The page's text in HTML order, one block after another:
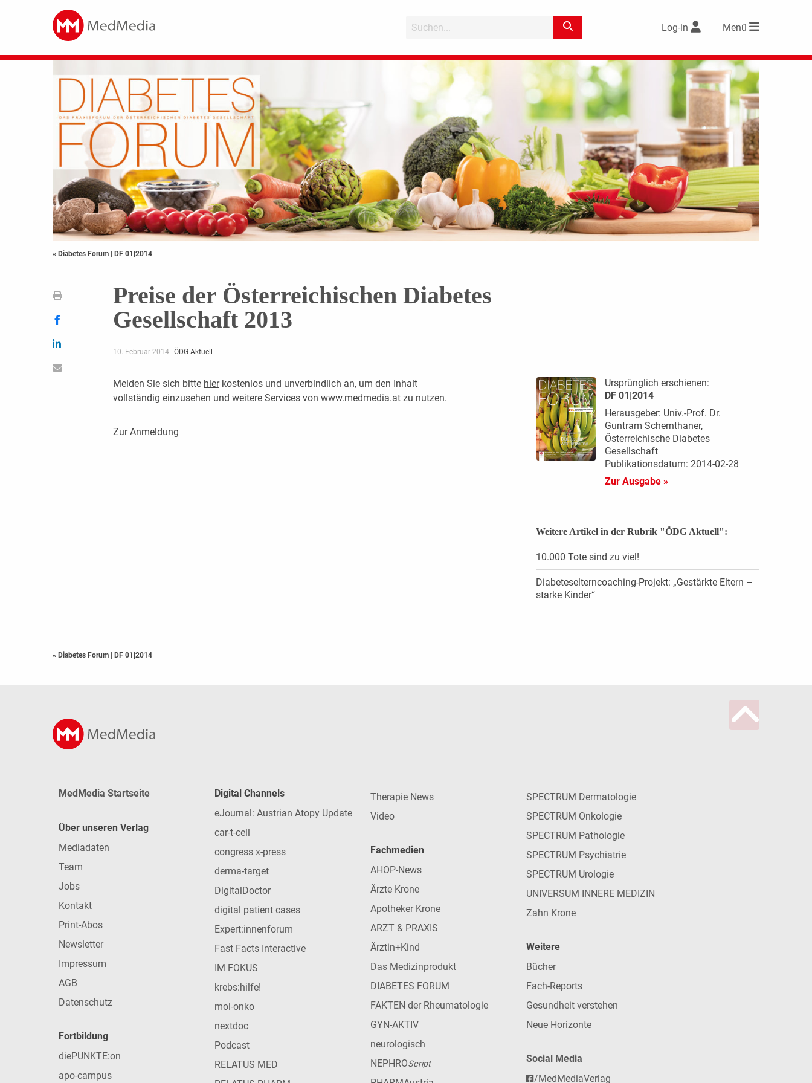
Log-in Menü
« Diabetes Forum | DF 01|2014
Preise der Österreichischen Diabetes
Gesellschaft 2013
10. Februar 2014 ÖDG Aktuell
Melden Sie sich bitte hierkostenlos und unverbindlich an, um den Inhalt
vollständig einzusehen und weitere Services von www.medmedia.at zu nutzen.
Zur Anmeldung
Ursprünglich erschienen:
DF 01|2014
Herausgeber: Univ.-Prof. Dr.
Guntram Schernthaner,
Österreichische Diabetes
Gesellschaft
Publikationsdatum: 2014-02-28
Zur Ausgabe »
Weitere Artikel in der Rubrik "ÖDG Aktuell":
10.000 Tote sind zu viel!
Diabeteselterncoaching-Projekt: „Gestärkte Eltern –
starke Kinder“
« Diabetes Forum | DF 01|2014
MedMedia Startseite
Über unseren Verlag
Mediadaten
Team
Jobs
Kontakt
Print-Abos
Newsletter
Impressum
AGB
Datenschutz
Fortbildung
diePUNKTE:on
apo-campus
Digital Channels
eJournal: Austrian Atopy Update
car-t-cell
congress x-press
derma-target
DigitalDoctor
digital patient cases
Expert:innenforum
Fast Facts Interactive
IM FOKUS
krebs:hilfe!
mol-onko
nextdoc
Podcast
RELATUS MED
Therapie News
Video
Fachmedien
AHOP-News
Ärzte Krone
Apotheker Krone
ARZT & PRAXIS
Ärztin+Kind
Das Medizinprodukt
DIABETES FORUM
FAKTEN der Rheumatologie
GYN-AKTIV
neurologisch
NEPHROScript
SPECTRUM Dermatologie
SPECTRUM Onkologie
SPECTRUM Pathologie
SPECTRUM Psychiatrie
SPECTRUM Urologie
UNIVERSUM INNERE MEDIZIN
Zahn Krone
Weitere
Bücher
Fach-Reports
Gesundheit verstehen
Neue Horizonte
Social Media
/MedMediaVerlag